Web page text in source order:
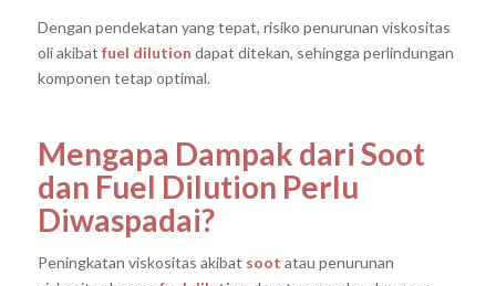
Dengan pendekatan yang tepat, risiko penurunan viskositas
oli akibat fuel dilution dapat ditekan, sehingga perlindungan
komponen tetap optimal.
Mengapa Dampak dari Soot
dan Fuel Dilution Perlu
Diwaspadai?
Peningkatan viskositas akibat soot atau penurunan